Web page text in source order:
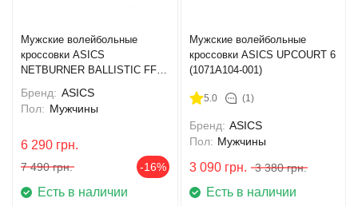
Мужские волейбольные
кроссовки ASICS
NETBURNER BALLISTIC FF
Бренд: ASICS
Пол: Мужчины
6 290 грн.
7 490 грн. -16%
Есть в наличии
Мужские волейбольные
кроссовки ASICS UPCOURT 6
(1071A104-001)
5.0 (1)
Бренд: ASICS
Пол: Мужчины
3 090 грн. 3 380 грн.
Есть в наличии